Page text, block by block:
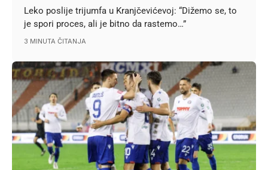
Leko poslije trijumfa u Kranjčevićevoj: “Dižemo se, to
je spori proces, ali je bitno da rastemo…”
3 MINUTA ČITANJA